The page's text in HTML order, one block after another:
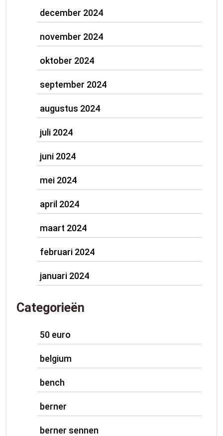
december 2024
november 2024
oktober 2024
september 2024
augustus 2024
juli 2024
juni 2024
mei 2024
april 2024
maart 2024
februari 2024
januari 2024
Categorieën
50 euro
belgium
bench
berner
berner sennen